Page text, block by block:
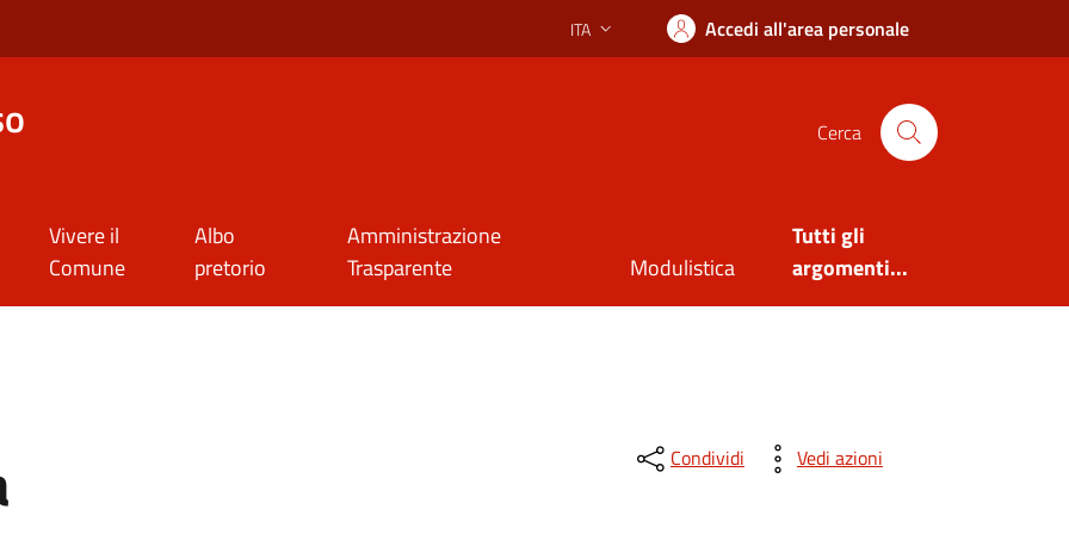
Lingua attiva:
ITA Accedi all'area personale
Cerca
Vivere il
Comune
Albo
pretorio
Amministrazione
Trasparente
Modulistica
Tutti gli
argomenti...
Condividi Vedi azioni